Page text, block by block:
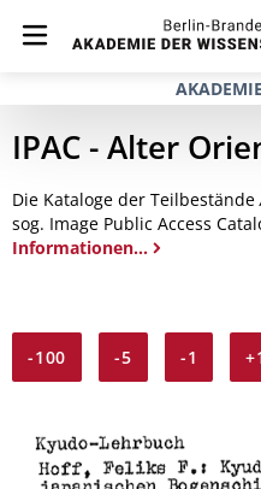
IPAC - Alter
Die Kataloge der Teilbestände
sog. Image Public Access
Informationen...
-100 -5 -1